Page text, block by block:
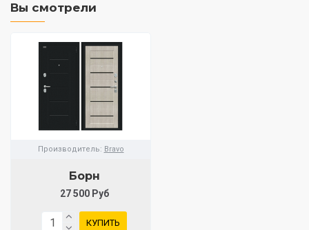
Вы смотрели
Производитель: Bravo
Борн
27 500 Руб
КУПИТЬ